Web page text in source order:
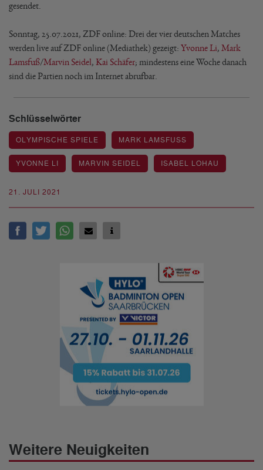
21. JULI 2021
gesendet.
Sonntag, 25.07.2021, ZDF online: Drei der vier deutschen Matches
werden live auf ZDF online (Mediathek) gezeigt: Yvonne Li, Mark
Lamsfuß/Marvin Seidel, Kai Schäfer; mindestens eine Woche danach
sind die Partien noch im Internet abrufbar.
Schlüsselwörter
OLYMPISCHE SPIELE MARK LAMSFUSS
YVONNE LI MARVIN SEIDEL ISABEL LOHAU
Weitere Neuigkeiten